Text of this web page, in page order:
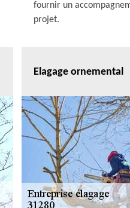
fournir un
projet.
Elagage ornemental